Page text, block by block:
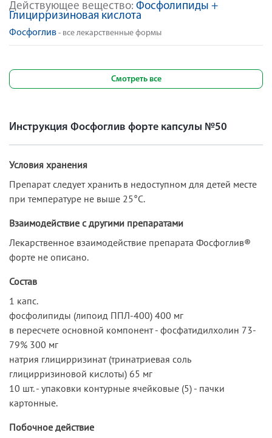
Действующее вещество: Фосфолипиды +
Глицирризиновая кислота
Фосфоглив - все лекарственные формы
Смотреть все
Инструкция Фосфоглив форте капсулы №50
Условия хранения
Препарат следует хранить в недоступном для детей месте
при температуре не выше 25°С.
Взаимодействие с другими препаратами
Лекарственное взаимодействие препарата Фосфоглив®
форте не описано.
Состав
1 капс.
фосфолипиды (липоид ППЛ-400) 400 мг
в пересчете основной компонент - фосфатидилхолин 73-
79% 300 мг
натрия глицирризинат (тринатриевая соль
глицирризиновой кислоты) 65 мг
10 шт. - упаковки контурные ячейковые (5) - пачки
картонные.
Побочное действие